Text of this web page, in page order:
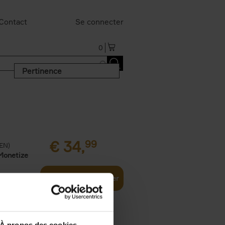
Se connecter
0
Pertinence
€ 34,99
Ajouter au panier